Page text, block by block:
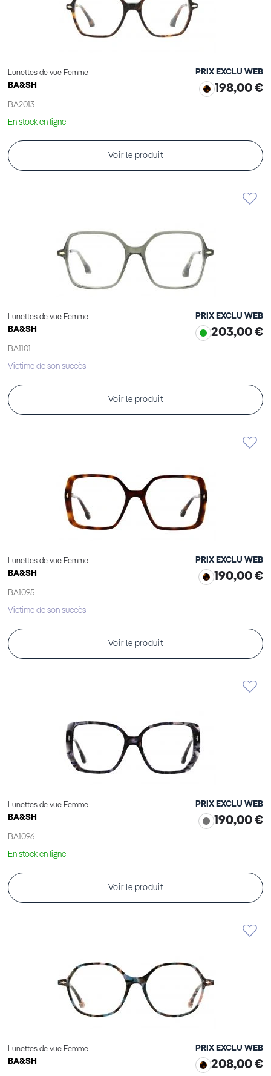
Lunettes de vue Femme
BA&SH
BA2013
PRIX EXCLU WEB
198,00 €
En stock en ligne
Voir le produit
Lunettes de vue Femme
BA&SH
BA1101
PRIX EXCLU WEB
203,00 €
Victime de son succès
Voir le produit
Lunettes de vue Femme
BA&SH
BA1095
PRIX EXCLU WEB
190,00 €
Victime de son succès
Voir le produit
Lunettes de vue Femme
BA&SH
BA1096
PRIX EXCLU WEB
190,00 €
En stock en ligne
Voir le produit
Lunettes de vue Femme
BA&SH
PRIX EXCLU WEB
208,00 €